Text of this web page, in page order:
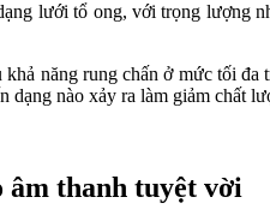
lưới tổ ong, với trọng lượng
năng rung chấn ở mức tối đa
nào xảy ra làm giảm chất
âm thanh tuyệt vời